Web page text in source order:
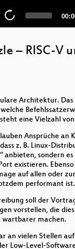
– RISC-V
Architektur.
eine Vielzahl
Ansprüche an
z. B. Linux-
anbieten, sondern
existieren.
auf allen oder
performant ist.
soll der
vorstellen, die
wartbarer machen.
an vielen Stellen
Low-Level-